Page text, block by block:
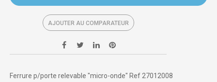
AJOUTER AU COMPARATEUR
Ferrure p/porte relevable "micro-onde" Ref 27012008